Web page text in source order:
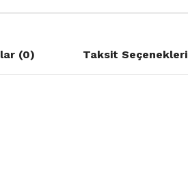
(0) Taksit Seçenekleri
iletebilirsiniz.